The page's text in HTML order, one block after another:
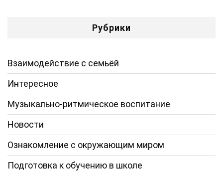
Рубрики
Взаимодействие с семьёй
Интересное
Музыкально-ритмическое воспитание
Новости
Ознакомление с окружающим миром
Подготовка к обучению в школе